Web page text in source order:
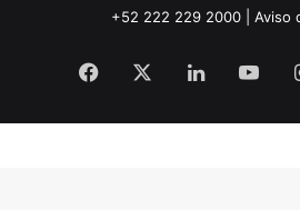
+52 222 229 2000 | Aviso
Facebook LinkedIn